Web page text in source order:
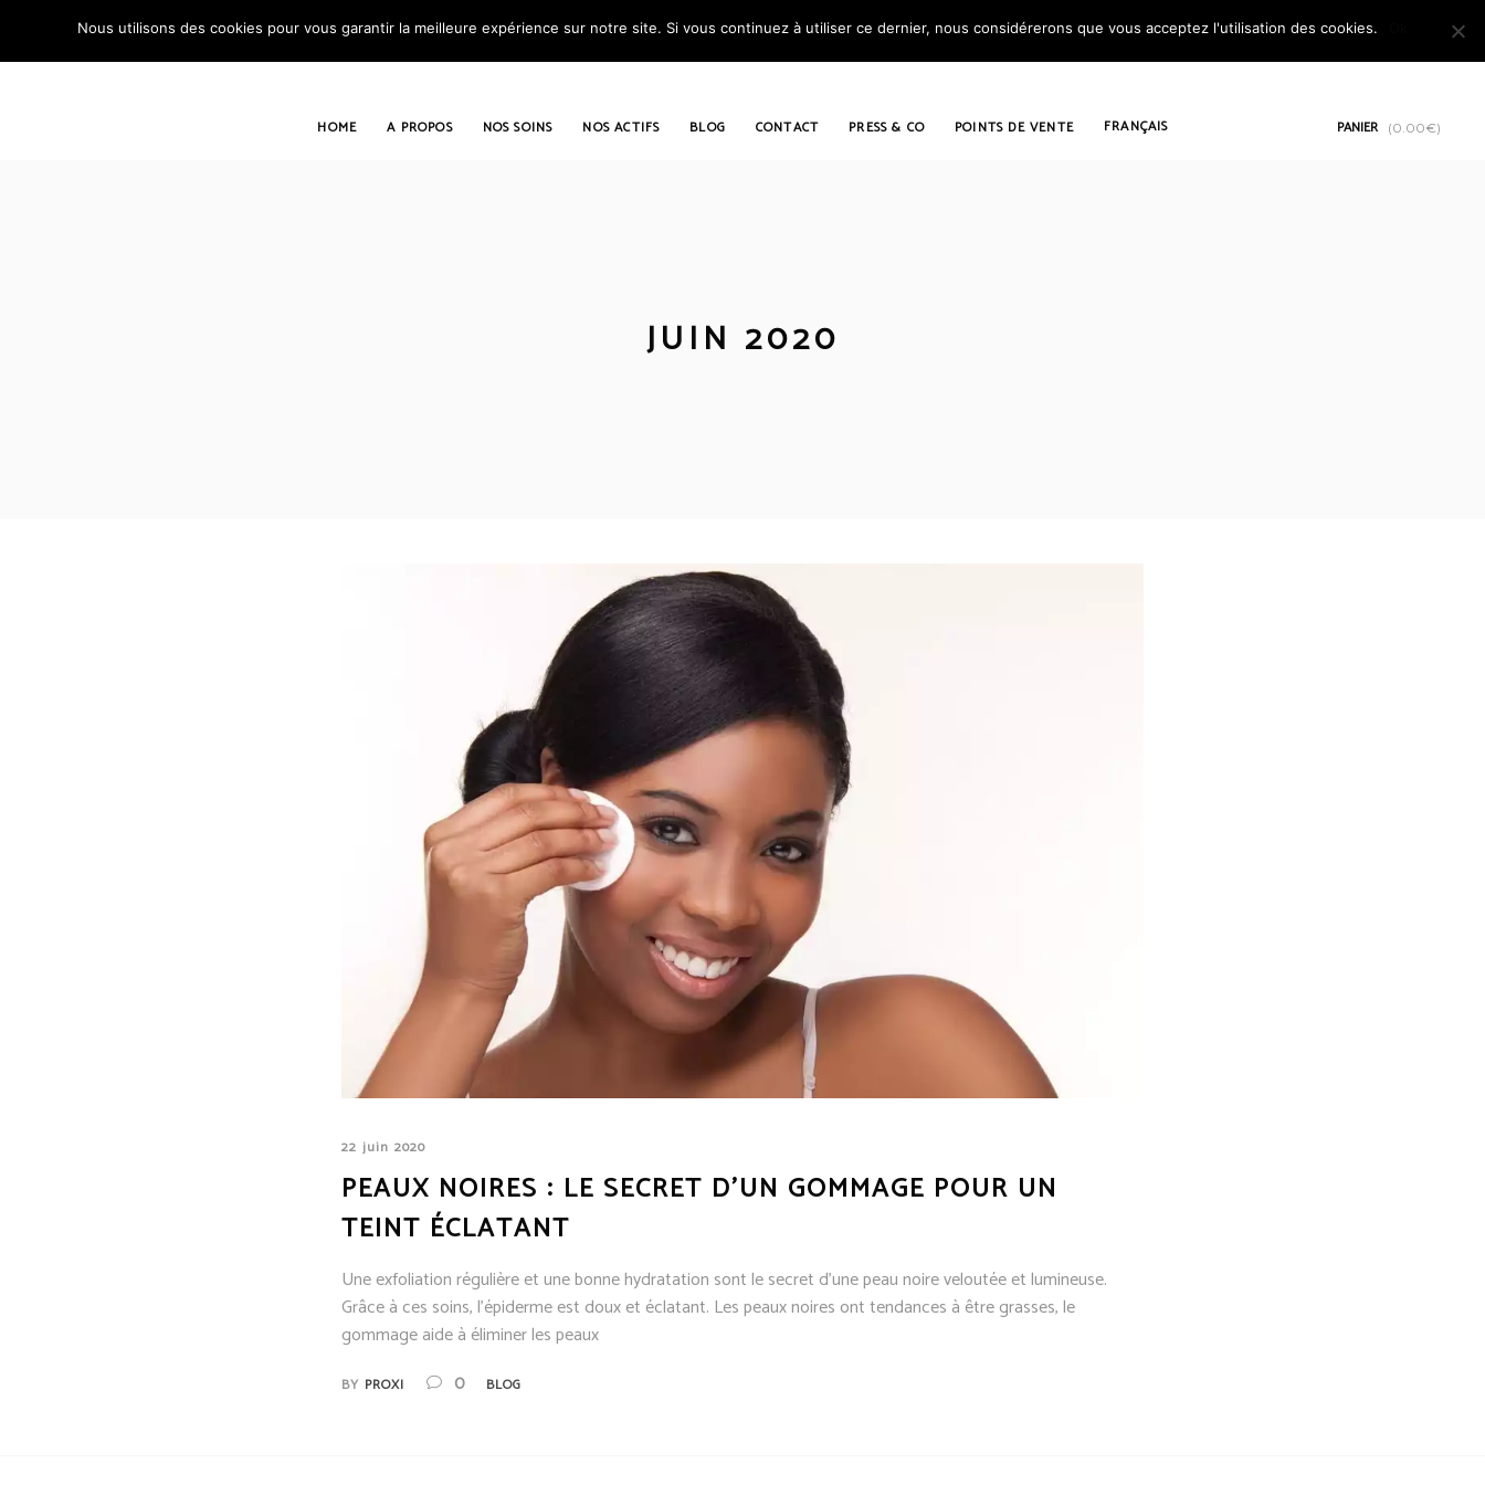
HOME A PROPOS NOS SOINS NOS ACTIFS BLOG CONTACT PRESS & CO POINTS DE VENTE FRANÇAIS PANIER (0.00€)
JUIN 2020
22 juin 2020
PEAUX NOIRES : LE SECRET D’UN GOMMAGE POUR UN
TEINT ÉCLATANT
Une exfoliation régulière et une bonne hydratation sont le secret d'une peau noire veloutée et lumineuse.
Grâce à ces soins, l’épiderme est doux et éclatant. Les peaux noires ont tendances à être grasses, le
gommage aide à éliminer les peaux
BY PROXI 0 BLOG
Nous utilisons des cookies pour vous garantir la meilleure expérience sur notre site. Si vous continuez à utiliser ce dernier, nous considérerons que vous acceptez l'utilisation des cookies.